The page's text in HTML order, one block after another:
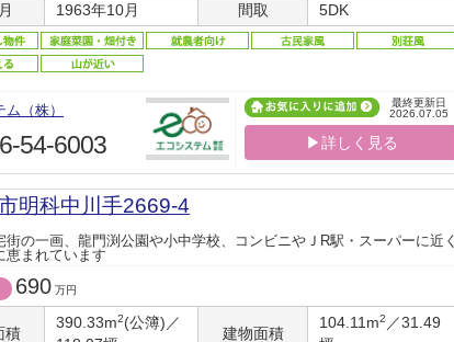
1963年10月 間取 5DK
（株）
54-6003
最終更新日
2026.07.05
▶詳しく見る
明科中川手2669-4
街の一画、龍門渕公園や小中学校、コンビニやＪR駅・スーパーに近く
恵まれています
690 万円
積
390.33m2(公簿)／
建物面積
104.11m2 ／31.49